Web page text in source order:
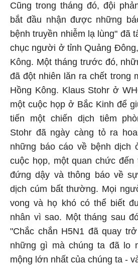
Cũng trong tháng đó, đội
bắt đầu nhận được những
bệnh truyền nhiễm lạ lùng" đã
chục người ở tỉnh Quảng
Kông. Một tháng trước đó,
đã đột nhiên lăn ra chết trong
Hồng Kông. Klaus Stohr ở
một cuộc họp ở Bắc Kinh để
tiến một chiến dịch tiêm
Stohr đã ngày càng tỏ ra
những báo cáo về bệnh dịch
cuộc họp, một quan chức
đứng dậy và thông báo về
dịch cúm bất thường. Mọi
vong và họ khó có thể biết
nhân vì sao. Một tháng sau
"Chắc chắn H5N1 đã quay
những gì mà chúng ta đã lo
mộng lớn nhất của chúng ta -